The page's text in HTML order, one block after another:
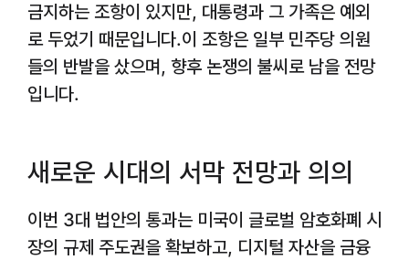
금지하는 조항이 있지만, 대통령과 그 가족은 예외
로 두었기 때문입니다.이 조항은 일부 민주당 의원
들의 반발을 샀으며, 향후 논쟁의 불씨로 남을 전망
입니다.
새로운 시대의 서막 전망과 의의
이번 3대 법안의 통과는 미국이 글로벌 암호화폐 시
장의 규제 주도권을 확보하고, 디지털 자산을 금융